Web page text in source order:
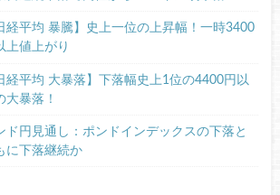
経平均 暴騰】史上一位の上昇幅！一時3400
上値上がり
経平均 大暴落】下落幅史上1位の4400円以
大暴落！
ド円見通し：ポンドインデックスの下落と
に下落継続か